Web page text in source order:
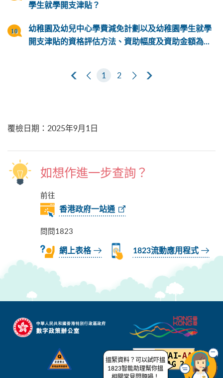
學生就學開支津貼？
幼稚園及幼兒中心學費減免計劃以及幼稚園學生就學
開支津貼的資格評估方法、資助幅度及資助金額為...
第一頁上一頁
1 2 下一頁最後一頁
覆檢日期 ： 2025年9月1日
如想作進一步查詢？
前往
香港政府一站通
問問1823
網上表格 1823流動應用程式
搵緊資料？可以試吓搵
1823智能助理幫你搵